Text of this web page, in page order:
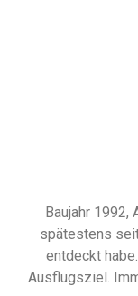
Baujahr
spätestens
entdeckt
Ausflugsziel.